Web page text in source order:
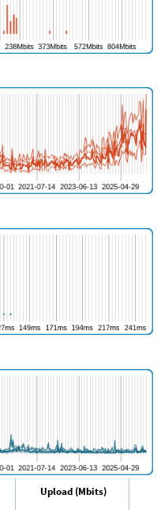
Upload (Mbits)